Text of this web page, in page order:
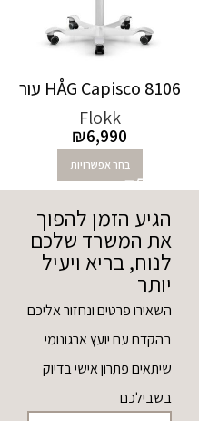
HÅG Capisco 8106 עור
Flokk
₪6,990
בחר אפשרויות
הגיע הזמן להפוך
את המשרד שלכם
לנוח, בריא ויעיל
יותר
השאירו פרטים ונחזור אליכם
בהקדם עם יועץ ארגונומי
שיתאים פתרון אישי בדיוק
בשבילכם